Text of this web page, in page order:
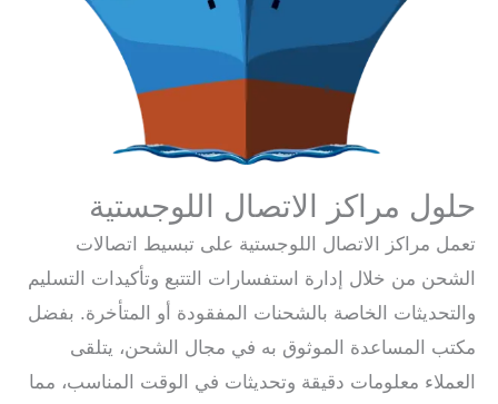
حلول مراكز الاتصال اللوجستية
تعمل مراكز الاتصال اللوجستية على تبسيط اتصالات
الشحن من خلال إدارة استفسارات التتبع وتأكيدات التسليم
والتحديثات الخاصة بالشحنات المفقودة أو المتأخرة. بفضل
مكتب المساعدة الموثوق به في مجال الشحن، يتلقى
العملاء معلومات دقيقة وتحديثات في الوقت المناسب، مما